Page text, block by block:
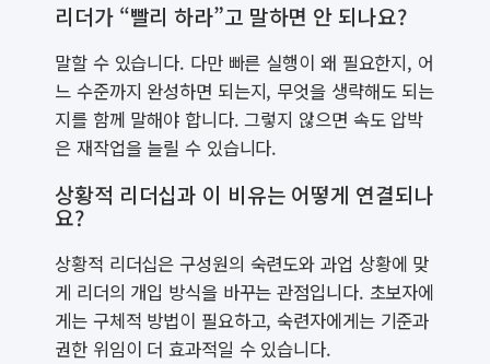
리더가 “빨리 하라”고 말하면 안 되나요?
말할 수 있습니다. 다만 빠른 실행이 왜 필요한지, 어
느 수준까지 완성하면 되는지, 무엇을 생략해도 되는
지를 함께 말해야 합니다. 그렇지 않으면 속도 압박
은 재작업을 늘릴 수 있습니다.
상황적 리더십과 이 비유는 어떻게 연결되나
요?
상황적 리더십은 구성원의 숙련도와 과업 상황에 맞
게 리더의 개입 방식을 바꾸는 관점입니다. 초보자에
게는 구체적 방법이 필요하고, 숙련자에게는 기준과
권한 위임이 더 효과적일 수 있습니다.